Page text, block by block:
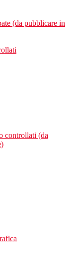
(da pubblicare in
controllati (da